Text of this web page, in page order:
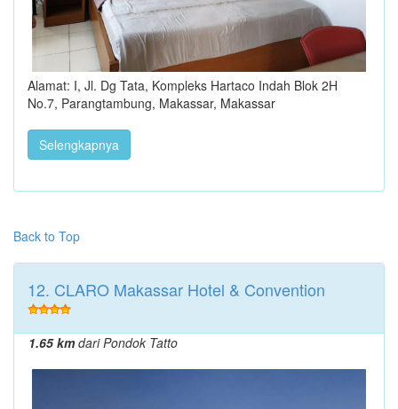
Alamat: I, Jl. Dg Tata, Kompleks Hartaco Indah Blok 2H
No.7, Parangtambung, Makassar, Makassar
Selengkapnya
Back to Top
12. CLARO Makassar Hotel & Convention
1.65 kmdari Pondok Tatto